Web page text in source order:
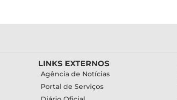
LINKS EXTERNOS
Agência de Notícias
Portal de Serviços